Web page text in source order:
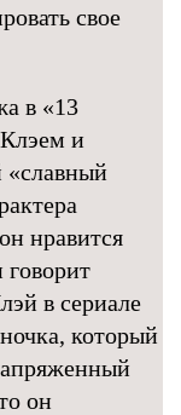
свое
в «13
и
нравится
говорит
в сериале
который
он